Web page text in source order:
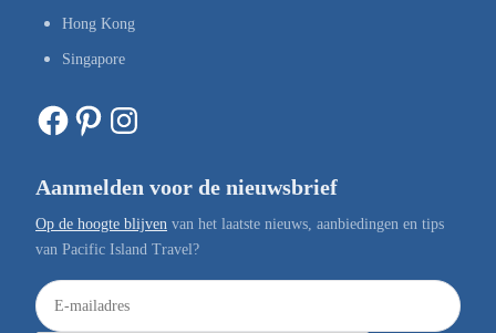
Hong Kong
Singapore
Facebook Pinterest Instagram
Aanmelden voor de nieuwsbrief
Op de hoogte blijven van het laatste nieuws, aanbiedingen en tips
van Pacific Island Travel?
E
-